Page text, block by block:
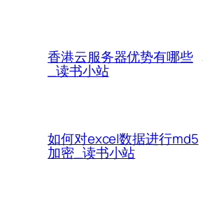
香港云服务器优势有哪些
_读书小站
如何对excel数据进行md5
加密_读书小站